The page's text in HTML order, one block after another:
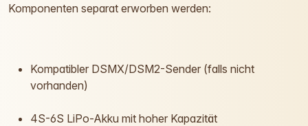
Komponenten separat erworben werden:
Kompatibler DSMX/DSM2-Sender (falls nicht
vorhanden)
4S-6S LiPo-Akku mit hoher Kapazität